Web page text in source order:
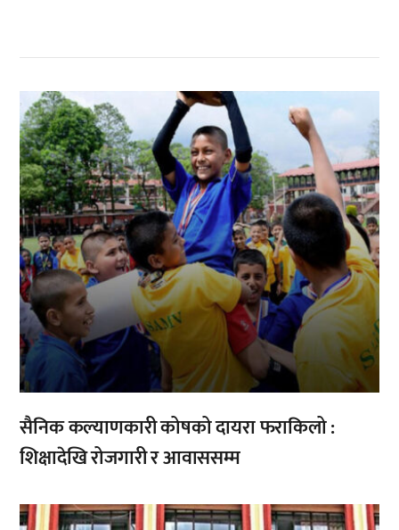
,
सैनिक कल्याणकारी कोषको दायरा फराकिलो :
शिक्षादेखि रोजगारी र आवाससम्म
,